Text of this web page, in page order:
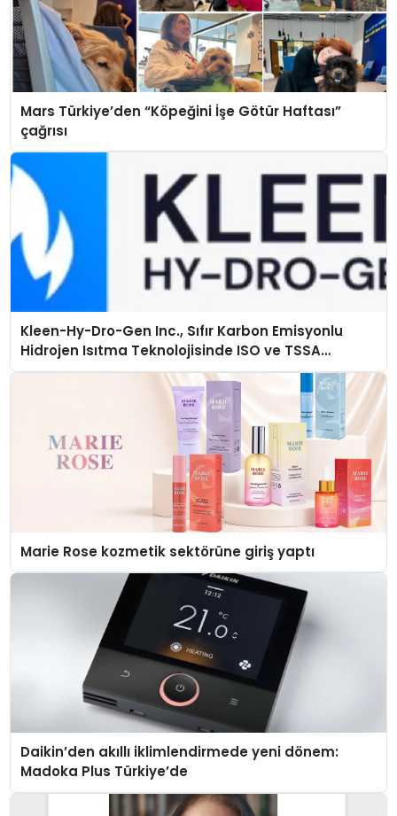
Mars Türkiye’den “Köpeğini İşe Götür Haftası”
çağrısı
Kleen-Hy-Dro-Gen Inc., Sıfır Karbon Emisyonlu
Hidrojen Isıtma Teknolojisinde ISO ve TSSA
Düzenleyici Onaylarını Aldı
Marie Rose kozmetik sektörüne giriş yaptı
Daikin’den akıllı iklimlendirmede yeni dönem:
Madoka Plus Türkiye’de